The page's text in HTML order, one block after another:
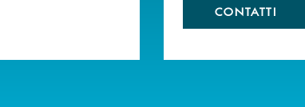
CONTATTI